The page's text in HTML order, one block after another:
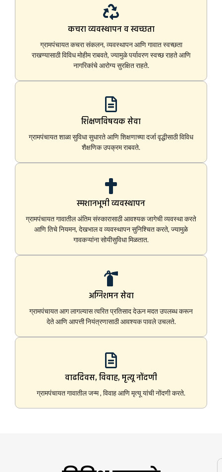
कचरा व्यवस्थापन व स्वच्छता
ग्रामपंचायत कचरा संकलन, व्यवस्थापन आणि गावात स्वच्छता
राखण्यासाठी विविध मोहीम राबवते, ज्यामुळे पर्यावरण स्वच्छ राहते आणि
नागरिकांचे आरोग्य सुरक्षित राहते.
शिक्षणविषयक सेवा
ग्रामपंचायत शाळा सुविधा सुधारते आणि शिक्षणाच्या दर्जा वृद्धीसाठी विविध
शैक्षणिक उपक्रम राबवते.
स्मशानभूमी व्यवस्थापन
ग्रामपंचायत गावातील अंतिम संस्कारासाठी आवश्यक जागेची व्यवस्था करते
आणि तिचे नियमन, देखभाल व व्यवस्थापन सुनिश्चित करते, ज्यामुळे
गावकऱ्यांना सोयीसुविधा मिळतात.
अग्निशमन सेवा
ग्रामपंचायत आग लागल्यास त्वरित प्रतिसाद देऊन मदत उपलब्ध करून
देते आणि आपत्ती नियंत्रणासाठी आवश्यक पावले उचलते.
वाढदिवस, विवाह, मृत्यू नोंदणी
ग्रामपंचायत गावातील जन्म , विवाह आणि मृत्यू यांची नोंदणी करते.